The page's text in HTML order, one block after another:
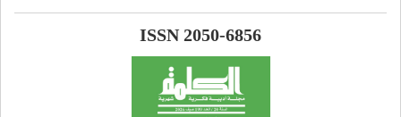
ISSN 2050-6856